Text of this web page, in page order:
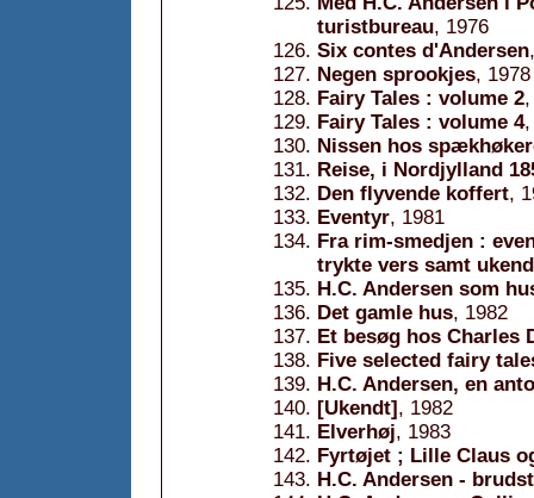
turistbureau, 1976
Six contes d'Andersen
Negen sprookjes, 1978
Fairy Tales : volume 2
Fairy Tales : volume 4,
Nissen hos
Reise, i Nordjylland
Den flyvende koffert,
Eventyr, 1981
Fra rim-smedjen :
trykte vers samt
H.C. Andersen som
Det gamle hus, 1982
Et besøg hos Charles
Five selected fairy
H.C. Andersen, en
[Ukendt], 1982
Elverhøj, 1983
Fyrtøjet ; Lille Claus
H.C. Andersen -